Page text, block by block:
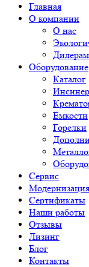
Главная
О компании
О нас
Дилерам
Оборудование
Каталог
Ёмкости
Горелки
Сервис
Сертификаты
Наши работы
Отзывы
Лизинг
Блог
Контакты